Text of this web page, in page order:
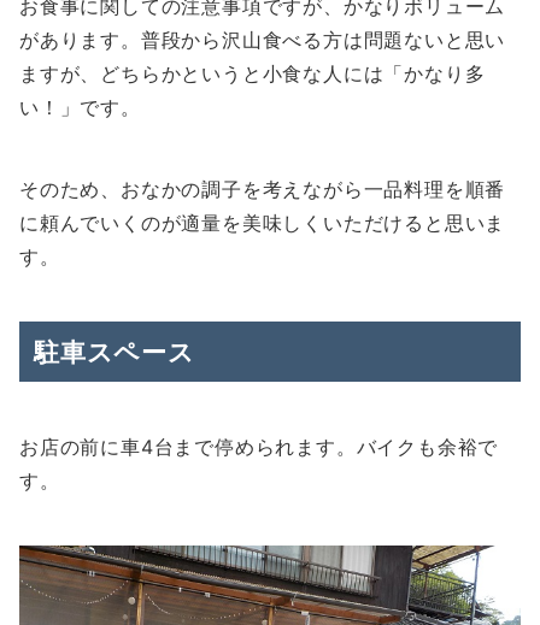
お食事に関しての注意事項ですが、かなりボリューム
があります。普段から沢山食べる方は問題ないと思い
ますが、どちらかというと小食な人には「かなり多
い！」です。
そのため、おなかの調子を考えながら一品料理を順番
に頼んでいくのが適量を美味しくいただけると思いま
す。
駐車スペース
お店の前に車4台まで停められます。バイクも余裕で
す。